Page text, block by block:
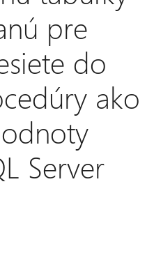
pre
do
ako
Server